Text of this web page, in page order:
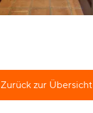
Zurück zur Übersicht